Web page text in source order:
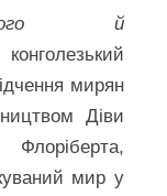
й
мирян
Діви
мир у